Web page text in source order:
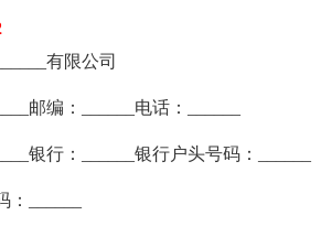
有限公司
邮编：______电话：______
银行：______银行户头号码：______
______